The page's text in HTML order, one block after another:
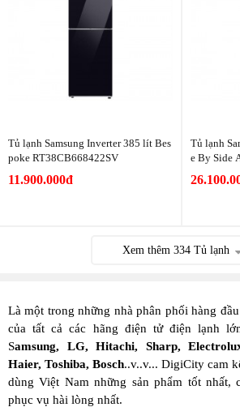
Tủ lạnh Samsung Inverter 385 lít Bes
poke RT38CB668422SV
11.900.000đ
Tủ lạnh
e By Side
Xem thêm 334Tủ lạnh
Là một trong những nhà phân phối hàng
của tất cả các hãng điện tử điện lạnh
Samsung, LG, Hitachi, Sharp,
Haier, Toshiba, Bosch..v..v... DigiCity cam
dùng Việt Nam những sản phẩm tốt nhất,
phục vụ hài lòng nhất.